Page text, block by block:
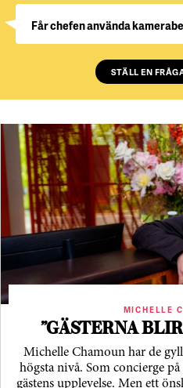
Får chefen använda
STÄLL EN
MICHELLE
”GÄSTERNA
Michelle Chamoun har de
högsta nivå. Som concierge
gästens upp­levelse. Men ett